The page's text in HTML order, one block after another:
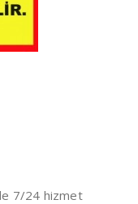
7/24 hizmet